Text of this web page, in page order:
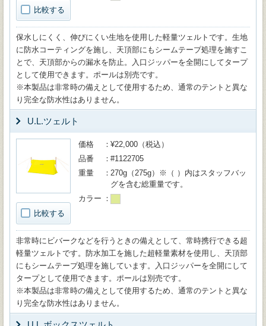
比較する
保水しにくく、伸びにくい生地を使用した軽量ツェルトです。生地
に防水コーティングを施し、天頂部にもシームテープ処理を施すこ
とで、天頂部からの漏水を防止。入口ジッパーを全開にしてタープ
として使用できます。ポールは別売です。
※本製品は非常時の備えとして使用するため、通常のテントと異な
り完全な防水性はありません。
U.L.ツェルト
比較する
価格
¥22,000（税込）
品番
#1122705
重量
270g（275g）※（ ）内はスタッフバッ
グを含む総重量です。
カラー
非常時にビバークなどを行うときの備えとして、常時携行できる超
軽量ツェルトです。防水加工を施した超軽量素材を使用し、天頂部
にもシームテープ処理を施しています。入口ジッパーを全開にして
タープとして使用できます。ポールは別売です。
※本製品は非常時の備えとして使用するため、通常のテントと異な
り完全な防水性はありません。